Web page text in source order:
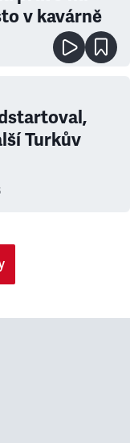
v kavárně
Turkův